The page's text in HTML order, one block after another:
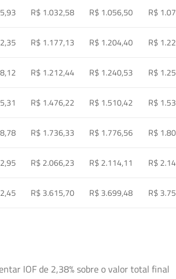
R$ 1.032,58 R$ 1.056,50 R$
R$ 1.177,13 R$ 1.204,40 R$
R$ 1.212,44 R$ 1.240,53 R$
R$ 1.476,22 R$ 1.510,42 R$
R$ 1.736,33 R$ 1.776,56 R$
R$ 2.066,23 R$ 2.114,11 R$
R$ 3.615,70 R$ 3.699,48 R$
IOF de 2,38% sobre o valor total final